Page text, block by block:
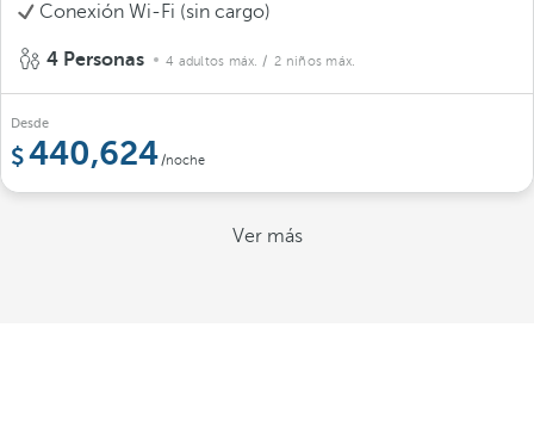
Conexión Wi-Fi (sin cargo)
4 Personas 4 adultos máx. / 2 niños máx.
Desde
440,624/noche
Ver más